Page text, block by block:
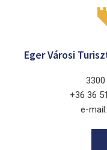
Eger Városi
3300
+36 36
e-